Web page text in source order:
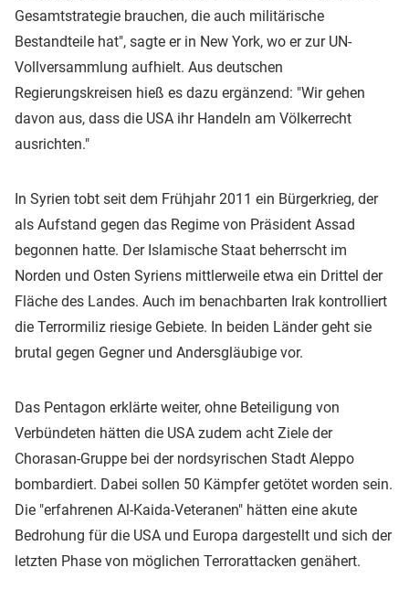
Gesamtstrategie brauchen, die auch militärische
Bestandteile hat", sagte er in New York, wo er zur UN-
Vollversammlung aufhielt. Aus deutschen
Regierungskreisen hieß es dazu ergänzend: "Wir gehen
davon aus, dass die USA ihr Handeln am Völkerrecht
ausrichten."
In Syrien tobt seit dem Frühjahr 2011 ein Bürgerkrieg, der
als Aufstand gegen das Regime von Präsident Assad
begonnen hatte. Der Islamische Staat beherrscht im
Norden und Osten Syriens mittlerweile etwa ein Drittel der
Fläche des Landes. Auch im benachbarten Irak kontrolliert
die Terrormiliz riesige Gebiete. In beiden Länder geht sie
brutal gegen Gegner und Andersgläubige vor.
Das Pentagon erklärte weiter, ohne Beteiligung von
Verbündeten hätten die USA zudem acht Ziele der
Chorasan-Gruppe bei der nordsyrischen Stadt Aleppo
bombardiert. Dabei sollen 50 Kämpfer getötet worden sein.
Die "erfahrenen Al-Kaida-Veteranen" hätten eine akute
Bedrohung für die USA und Europa dargestellt und sich der
letzten Phase von möglichen Terrorattacken genähert.